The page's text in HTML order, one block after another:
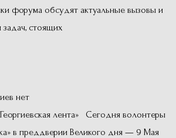
форума обсудят актуальные вызовы и
стоящих
нет
лента» Сегодня волонтеры
в преддверии Великого дня — 9 Мая